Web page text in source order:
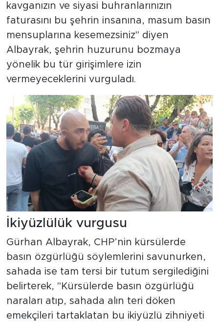
kavganızın ve siyasi buhranlarınızın
faturasını bu şehrin insanına, masum basın
mensuplarına kesemezsiniz" diyen
Albayrak, şehrin huzurunu bozmaya
yönelik bu tür girişimlere izin
vermeyeceklerini vurguladı.
İkiyüzlülük vurgusu
Gürhan Albayrak, CHP’nin kürsülerde
basın özgürlüğü söylemlerini savunurken,
sahada ise tam tersi bir tutum sergilediğini
belirterek, "Kürsülerde basın özgürlüğü
naraları atıp, sahada alın teri döken
emekçileri tartaklatan bu ikiyüzlü zihniyeti